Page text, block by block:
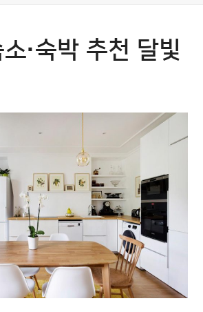
·숙박 추천 달빛